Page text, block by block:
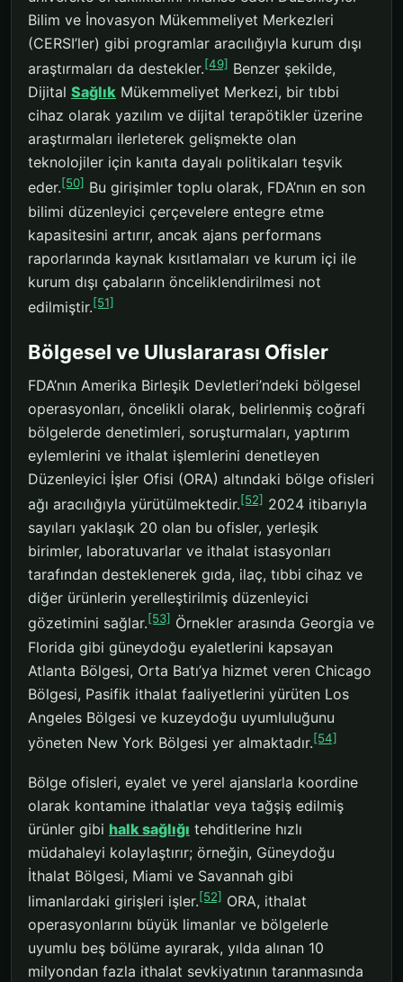
Bilim ve İnovasyon Mükemmeliyet Merkezleri
(CERSI’ler) gibi programlar aracılığıyla kurum dışı
araştırmaları da destekler.[49] Benzer şekilde,
Dijital Sağlık Mükemmeliyet Merkezi, bir tıbbi
cihaz olarak yazılım ve dijital terapötikler üzerine
araştırmaları ilerleterek gelişmekte olan
teknolojiler için kanıta dayalı politikaları teşvik
eder.[50] Bu girişimler toplu olarak, FDA’nın en son
bilimi düzenleyici çerçevelere entegre etme
kapasitesini artırır, ancak ajans performans
raporlarında kaynak kısıtlamaları ve kurum içi ile
kurum dışı çabaların önceliklendirilmesi not
edilmiştir.[51]
Bölgesel ve Uluslararası Ofisler
FDA’nın Amerika Birleşik Devletleri’ndeki bölgesel
operasyonları, öncelikli olarak, belirlenmiş coğrafi
bölgelerde denetimleri, soruşturmaları, yaptırım
eylemlerini ve ithalat işlemlerini denetleyen
Düzenleyici İşler Ofisi (ORA) altındaki bölge ofisleri
ağı aracılığıyla yürütülmektedir.[52] 2024 itibarıyla
sayıları yaklaşık 20 olan bu ofisler, yerleşik
birimler, laboratuvarlar ve ithalat istasyonları
tarafından desteklenerek gıda, ilaç, tıbbi cihaz ve
diğer ürünlerin yerelleştirilmiş düzenleyici
gözetimini sağlar.[53] Örnekler arasında Georgia ve
Florida gibi güneydoğu eyaletlerini kapsayan
Atlanta Bölgesi, Orta Batı’ya hizmet veren Chicago
Bölgesi, Pasifik ithalat faaliyetlerini yürüten Los
Angeles Bölgesi ve kuzeydoğu uyumluluğunu
yöneten New York Bölgesi yer almaktadır.[54]
Bölge ofisleri, eyalet ve yerel ajanslarla koordine
olarak kontamine ithalatlar veya tağşiş edilmiş
ürünler gibi halk sağlığı tehditlerine hızlı
müdahaleyi kolaylaştırır; örneğin, Güneydoğu
İthalat Bölgesi, Miami ve Savannah gibi
limanlardaki girişleri işler.[52] ORA, ithalat
operasyonlarını büyük limanlar ve bölgelerle
uyumlu beş bölüme ayırarak, yılda alınan 10
milyondan fazla ithalat sevkiyatının taranmasında